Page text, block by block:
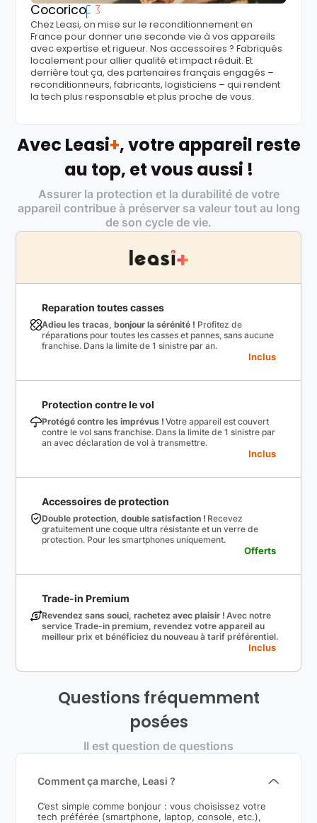
Cocorico
Chez Leasi, on mise sur le reconditionnement en
France pour donner une seconde vie à vos appareils
avec expertise et rigueur. Nos accessoires ? Fabriqués
localement pour allier qualité et impact réduit. Et
derrière tout ça, des partenaires français engagés –
reconditionneurs, fabricants, logisticiens – qui rendent
la tech plus responsable et plus proche de vous.
Avec Leasi+, votre appareil reste
au top, et vous aussi !
Assurer la protection et la durabilité de votre
appareil contribue à préserver sa valeur tout au long
de son cycle de vie.
Reparation toutes casses
Adieu les tracas, bonjour la sérénité ! Profitez de
réparations pour toutes les casses et pannes, sans aucune
franchise. Dans la limite de 1 sinistre par an.
Inclus
Protection contre le vol
Protégé contre les imprévus ! Votre appareil est couvert
contre le vol sans franchise. Dans la limite de 1 sinistre par
an avec déclaration de vol à transmettre.
Inclus
Accessoires de protection
Double protection, double satisfaction ! Recevez
gratuitement une coque ultra résistante et un verre de
protection. Pour les smartphones uniquement.
Offerts
Trade-in Premium
Revendez sans souci, rachetez avec plaisir ! Avec notre
service Trade-in premium, revendez votre appareil au
meilleur prix et bénéficiez du nouveau à tarif préférentiel.
Inclus
Questions fréquemment
posées
Il est question de questions
Comment ça marche, Leasi ?
C’est simple comme bonjour : vous choisissez votre
tech préférée (smartphone, laptop, console, etc.),